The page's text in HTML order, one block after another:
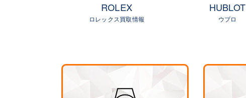
ROLEX
ロレックス買取情報
HUBLOT
ウブロ